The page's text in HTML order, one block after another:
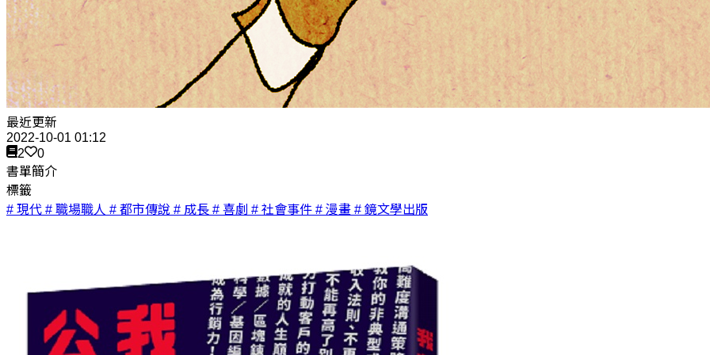
最近更新
2022-10-01 01:12
2
0
書單簡介
標籤
# 現代 # 職場職人 # 都市傳說 # 成長 # 喜劇 # 社會事件 # 漫畫 # 鏡文學出版